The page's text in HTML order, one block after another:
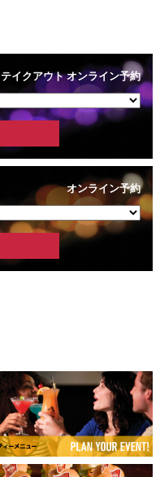
テイクアウト オンライン予約
オンライン予約